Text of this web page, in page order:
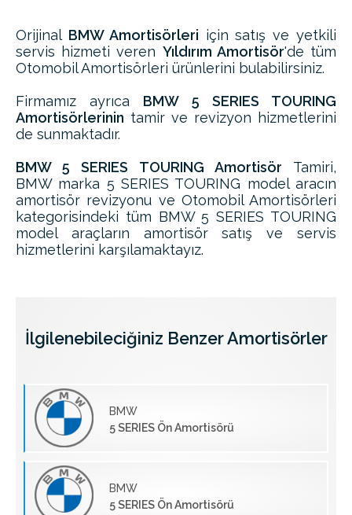
Orijinal BMW Amortisörleri için satış ve yetkili
servis hizmeti veren Yıldırım Amortisör'de tüm
Otomobil Amortisörleri ürünlerini bulabilirsiniz.
Firmamız ayrıca BMW 5 SERIES TOURING
Amortisörlerinin tamir ve revizyon hizmetlerini
de sunmaktadır.
BMW 5 SERIES TOURING Amortisör Tamiri,
BMW marka 5 SERIES TOURING model aracın
amortisör revizyonu ve Otomobil Amortisörleri
kategorisindeki tüm BMW 5 SERIES TOURING
model araçların amortisör satış ve servis
hizmetlerini karşılamaktayız.
İlgilenebileciğiniz Benzer Amortisörler
BMW
5 SERIES Ön Amortisörü
BMW
5 SERIES Ön Amortisörü